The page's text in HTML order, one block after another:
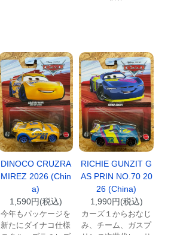
DINOCO CRUZRA
MIREZ 2026 (Chin
a)
1,590円(税込)
今年もパッケージを
新たにダイナコ仕様
RICHIE GUNZIT G
AS PRIN NO.70 20
26 (China)
1,990円(税込)
カーズ１からおなじ
み、チーム、ガスプ